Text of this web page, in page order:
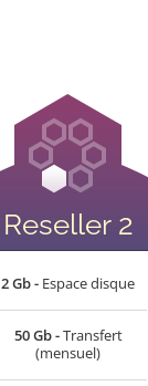
Reseller 2
2 Gb - Espace disque
50 Gb -Transfert
(mensuel)